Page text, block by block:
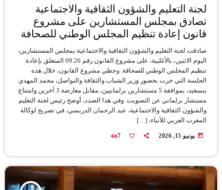
لجنة التعليم والشؤون الثقافية والاجتماعية
تصادق بمجلس المستشارين على مشروع
قانون إعادة تنظيم المجلس الوطني للصحافة
صادقت لجنة التعليم والشؤون الثقافية والاجتماعية بمجلس المستشارين،
اليوم الاثنين، بالأغلبية، على مشروع القانون رقم 09.26 المتعلق بإعادة
تنظيم المجلس الوطني للصحافة. وحظي مشروع القانون، خلال هذه
الجلسة التي جرت بحضور وزير الشباب والثقافة والتواصل، محمد المهدي
بنسعيد، بموافقة 5 مستشارين برلمانيين، مقابل معارضة 3 آخرين وامتناع
مستشار برلماني عن التصويت. وفي هذا الصدد، أوضح رئيس لجنة التعليم
والشؤون الثقافية والاجتماعية، عبد الرحمان الدريسي، في تصريح لوكالة
المغرب العربي للأنباء، […]
today يونيو 15, 2026 7